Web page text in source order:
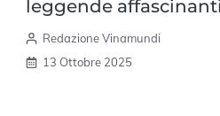
leggende affascinanti
Redazione Vinamundi
13 Ottobre 2025